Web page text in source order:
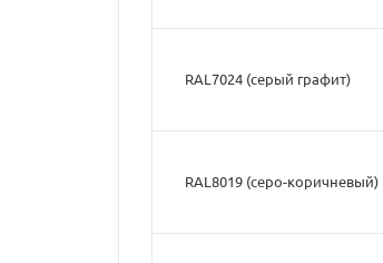
RAL7024 (серый графит)
RAL8019 (серо-коричневый)